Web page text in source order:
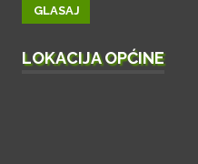
LOKACIJA OPĆINE